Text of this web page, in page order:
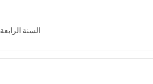
السنة الرابعة